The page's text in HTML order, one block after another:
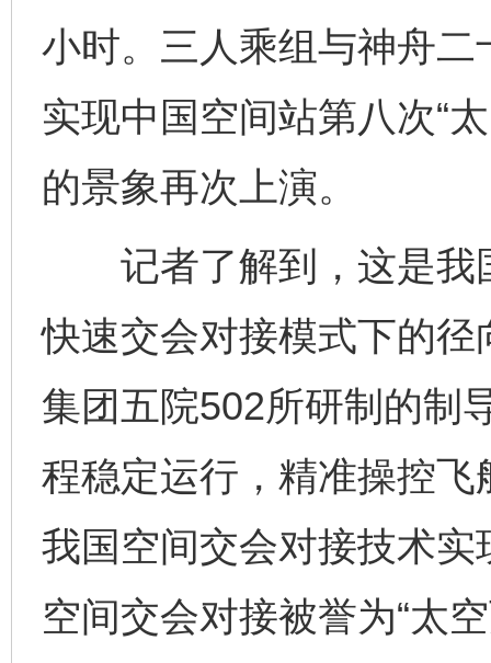
小时。三人乘组与神舟
实现中国空间站第八次“
的景象再次上演。
记者了解到，这是我
快速交会对接模式下的
集团五院502所研制的制
程稳定运行，精准操控
我国空间交会对接技术实
空间交会对接被誉为“太